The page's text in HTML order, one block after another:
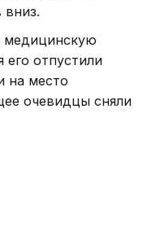
вниз.
медицинскую
отпустили
на место
очевидцы сняли